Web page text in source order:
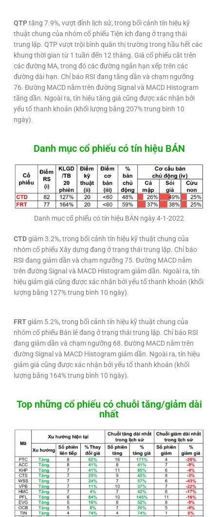
QTPtăng 7.9%, vượt đỉnh lịch sử, trong bối cảnh tín hiệu kỹ
thuật chung của nhóm cổ phiếu Tiện ích đang ở trạng thái
trung lập. QTP vượt trội bình quân thị trường trong hầu hết các
khung thời gian từ 1 tuần đến 12 tháng. Giá cổ phiếu cắt trên
các đường MA, trong đó các đường ngắn hạn xếp trên các
đường dài hạn. Chỉ báo RSI đang tăng dần và chạm ngưỡng
76. Đường MACD nằm trên đường Signal và MACD Histogram
tăng dần. Ngoài ra, tín hiệu tăng giá cũng được xác nhận bởi
yếu tố thanh khoản (khối lượng bằng 207% trung bình 10
ngày).
Danh mục cổ phiếu có tín hiệu BÁN
Danh mục cổ phiếu có tín hiệu BÁN ngày 4-1-2022
CTDgiảm 3.2%, trong bối cảnh tín hiệu kỹ thuật chung của
nhóm cổ phiếu Xây dựng đang ở trạng thái trung lập. Chỉ báo
RSI đang giảm dần và chạm ngưỡng 75. Đường MACD nằm
trên đường Signal và MACD Histogram giảm dần. Ngoài ra, tín
hiệu giảm giá cũng được xác nhận bởi yếu tố thanh khoản (khối
lượng bằng 127% trung bình 10 ngày).
FRTgiảm 5.2%, trong bối cảnh tín hiệu kỹ thuật chung của
nhóm cổ phiếu Bán lẻ đang ở trạng thái trung lập. Chỉ báo RSI
đang giảm dần và chạm ngưỡng 68. Đường MACD nằm trên
đường Signal và MACD Histogram giảm dần. Ngoài ra, tín hiệu
giảm giá cũng được xác nhận bởi yếu tố thanh khoản (khối
lượng bằng 164% trung bình 10 ngày).
Top những cổ phiếu có chuỗi tăng/giảm dài
nhất